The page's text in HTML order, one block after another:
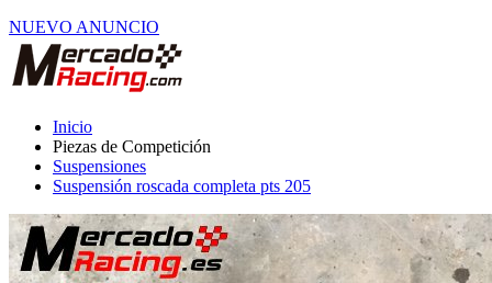
NUEVO ANUNCIO
Inicio
Piezas de Competición
Suspensiones
Suspensión roscada completa pts 205